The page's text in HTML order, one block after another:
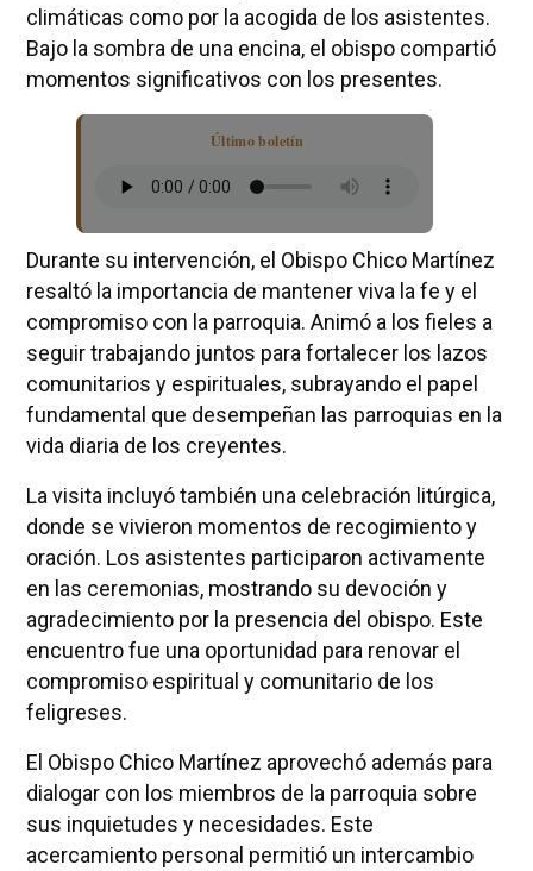
climáticas como por la acogida de los asistentes.
Bajo la sombra de una encina, el obispo compartió
momentos significativos con los presentes.
Último boletín
Durante su intervención, el Obispo Chico Martínez
resaltó la importancia de mantener viva la fe y el
compromiso con la parroquia. Animó a los fieles a
seguir trabajando juntos para fortalecer los lazos
comunitarios y espirituales, subrayando el papel
fundamental que desempeñan las parroquias en la
vida diaria de los creyentes.
La visita incluyó también una celebración litúrgica,
donde se vivieron momentos de recogimiento y
oración. Los asistentes participaron activamente
en las ceremonias, mostrando su devoción y
agradecimiento por la presencia del obispo. Este
encuentro fue una oportunidad para renovar el
compromiso espiritual y comunitario de los
feligreses.
El Obispo Chico Martínez aprovechó además para
dialogar con los miembros de la parroquia sobre
sus inquietudes y necesidades. Este
acercamiento personal permitió un intercambio